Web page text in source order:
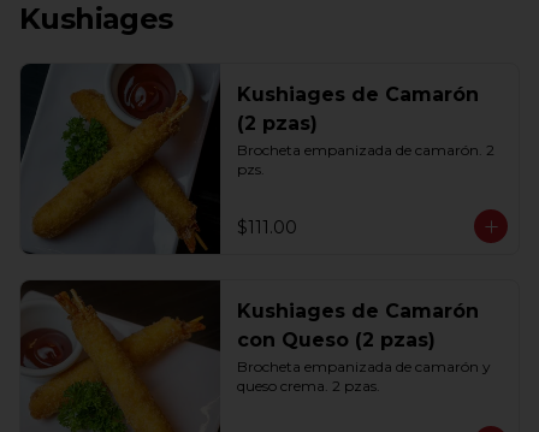
Kushiages
Kushiages de Camarón
(2 pzas)
Brocheta empanizada de camarón. 2
pzs.
$111.00
Kushiages de Camarón
con Queso (2 pzas)
Brocheta empanizada de camarón y
queso crema. 2 pzas.